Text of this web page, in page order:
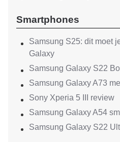
Smartphones
Samsung S25: dit moet
Galaxy
Samsung Galaxy S22
Samsung Galaxy A73
Sony Xperia 5 III review
Samsung Galaxy A54
Samsung Galaxy S22